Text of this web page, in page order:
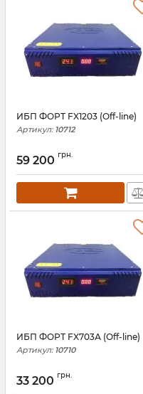
ИБП ФОРТ FX1203 (Off-line)
Артикул: 10712
59 200 грн.
ИБП ФОРТ FX703А (Off-line)
Артикул: 10710
33 200 грн.